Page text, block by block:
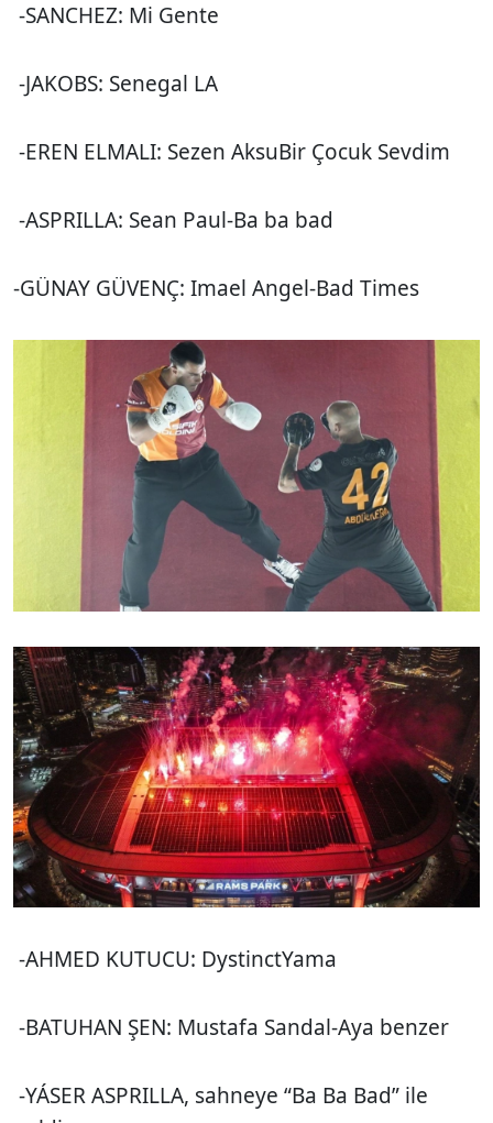
-SANCHEZ: Mi Gente
-JAKOBS: Senegal LA
-EREN ELMALI: Sezen AksuBir Çocuk Sevdim
-ASPRILLA: Sean Paul-Ba ba bad
-GÜNAY GÜVENÇ: Imael Angel-Bad Times
-AHMED KUTUCU: DystinctYama
-BATUHAN ŞEN: Mustafa Sandal-Aya benzer
-YÁSER ASPRILLA, sahneye “Ba Ba Bad” ile